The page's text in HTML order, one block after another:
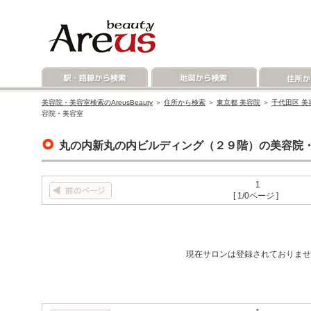
美容院・美容室検索のAreusBeauty ＞ 住所から検索 ＞ 東京都 美容院 ＞ 千代田区 美
容院・美容室
丸の内新丸の内ビルディング（２９階）の美容院
1
[ 1/0ページ ]
現在サロンは登録されておりま